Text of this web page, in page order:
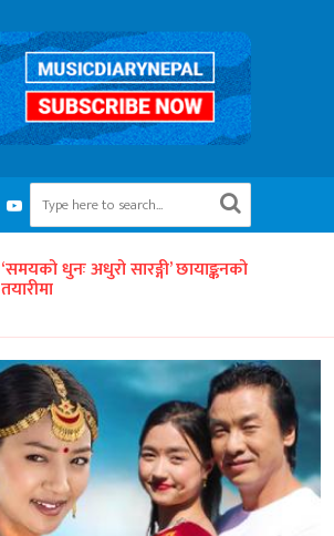
‘समयको धुनः अधुरो सारङ्गी’ छायाङ्कनको
तयारीमा